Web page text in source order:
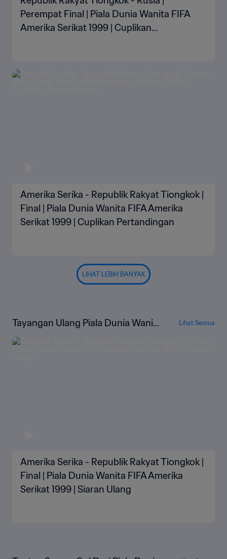
Perempat Final | Piala Dunia Wanita FIFA
Amerika Serikat 1999 | Cuplikan
Amerika Serika - Republik Rakyat Tiongkok |
Final | Piala Dunia Wanita FIFA Amerika
Serikat 1999 | Cuplikan Pertandingan
LIHAT LEBIH BANYAK
Tayangan Ulang Piala Dunia Wanita
FIFA Amerika Serikat 1999
Lihat Semua
Amerika Serika - Republik Rakyat Tiongkok |
Final | Piala Dunia Wanita FIFA Amerika
Serikat 1999 | Siaran Ulang